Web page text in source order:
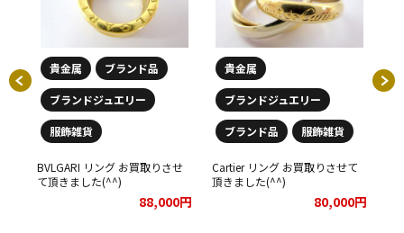
貴金属 ブランド品
ブランドジュエリー
服飾雑貨
BVLGARI リング お買取りさせ
て頂きました(^^)
88,000円
貴金属
ブランドジュエリー
ブランド品 服飾雑貨
Cartier リング お買取りさせて
頂きました(^^)
80,000円